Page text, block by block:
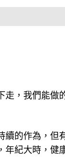
走，我們能做
的作為，但
紀大時，健